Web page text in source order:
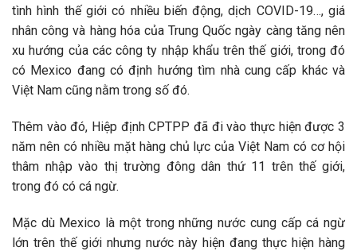
tình hình thế giới có nhiều biến động, dịch COVID-19…, giá
nhân công và hàng hóa của Trung Quốc ngày càng tăng nên
xu hướng của các công ty nhập khẩu trên thế giới, trong đó
có Mexico đang có định hướng tìm nhà cung cấp khác và
Việt Nam cũng nằm trong số đó.
Thêm vào đó, Hiệp định CPTPP đã đi vào thực hiện được 3
năm nên có nhiều mặt hàng chủ lực của Việt Nam có cơ hội
thâm nhập vào thị trường đông dân thứ 11 trên thế giới,
trong đó có cá ngừ.
Mặc dù Mexico là một trong những nước cung cấp cá ngừ
lớn trên thế giới nhưng nước này hiện đang thực hiện hàng